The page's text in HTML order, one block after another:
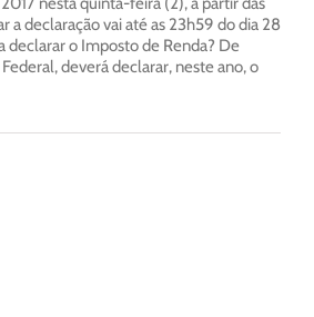
a declaração vai até as 23h59 do dia 28
declarar o Imposto de Renda? De
deverá declarar, neste ano, o